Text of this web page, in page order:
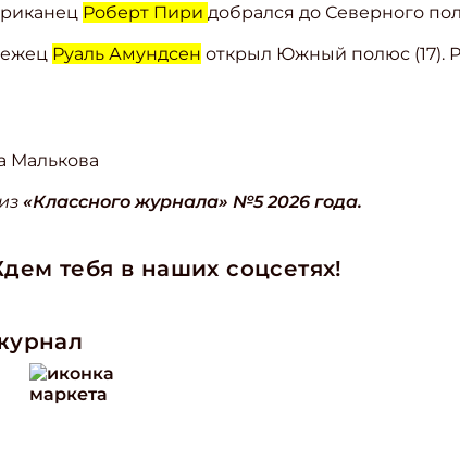
Роберт Пири добрался до Северного
Руаль Амундсен открыл Южный полюс (17).
Малькова
«Классного журнала» №5 2026 года.
тебя в наших соцсетях!